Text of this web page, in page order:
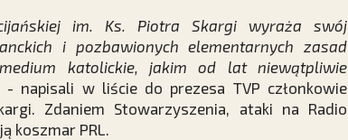
im. Ks. Piotra Skargi wyraża swój
i pozbawionych elementarnych zasad
katolickie, jakim od lat niewątpliwie
- napisali w liście do prezesa TVP członkowie
Zdaniem Stowarzyszenia, ataki na Radio
koszmar PRL.